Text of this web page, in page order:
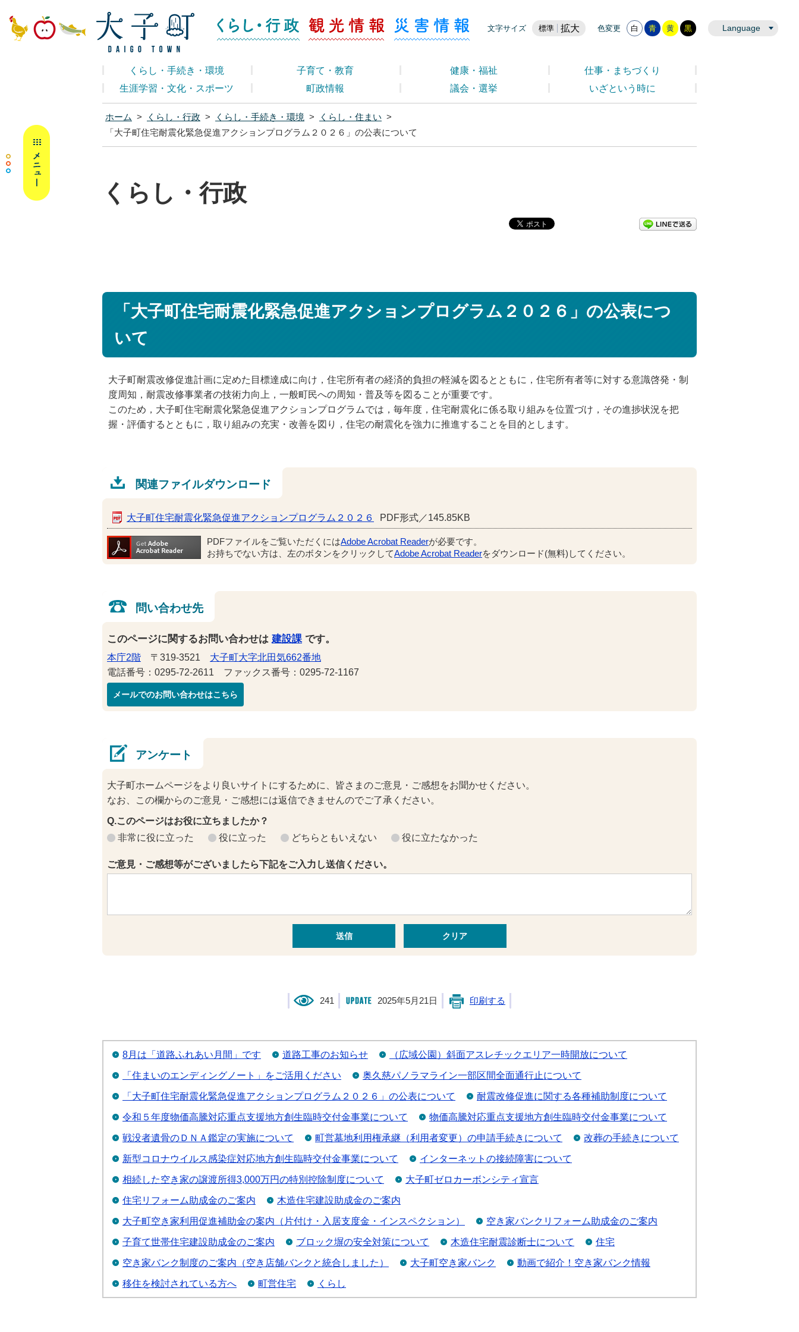
大子町ホームページ くらし・行政
文字サイズ 標準 拡大 色変更 白 青 黄 黒 Language
くらし・行政 観光情報 災害情報
くらし・手続き・環境 子育て・教育 健康・福祉
仕事・まちづくり
生涯学習・文化・スポーツ
町政情報 議会・選挙 いざという時に
ホーム > くらし・行政 > くらし・手続き・環境 > くらし・住まい >
「大子町住宅耐震化緊急促進アクションプログラム２０２６」の公表について
くらし・行政
「大子町住宅耐震化緊急促進アクションプログラム２０２６」の公表につ
いて
大子町耐震改修促進計画に定めた目標達成に向け，住宅所有者の経済的負担の軽減を図るとともに，住宅所有者等に対する意識啓発・制
度周知，耐震改修事業者の技術力向上，一般町民への周知・普及等を図ることが重要です。
このため，大子町住宅耐震化緊急促進アクションプログラムでは，毎年度，住宅耐震化に係る取り組みを位置づけ，その進捗状況を把
握・評価するとともに，取り組みの充実・改善を図り，住宅の耐震化を強力に推進することを目的とします。
関連ファイルダウンロード
大子町住宅耐震化緊急促進アクションプログラム２０２６ PDF形式／145.85KB
PDFファイルをご覧いただくにはAdobe Acrobat Readerが必要です。
お持ちでない方は、左のボタンをクリックしてAdobe Acrobat Readerをダウンロード(無料)してください。
問い合わせ先
このページに関するお問い合わせは 建設課 です。
本庁2階 〒319-3521 大子町大字北田気662番地
電話番号：0295-72-2611 ファックス番号：0295-72-1167
メールでのお問い合わせはこちら
アンケート
大子町ホームページをより良いサイトにするために、皆さまのご意見・ご感想をお聞かせください。
なお、この欄からのご意見・ご感想には返信できませんのでご了承ください。
Q.このページはお役に立ちましたか？
非常に役に立った
役に立った どちらともいえない 役に立たなかった
ご意見・ご感想等がございましたら下記をご入力し送信ください。
241 2025年5月21日 印刷する
8月は「道路ふれあい月間」です 道路工事のお知らせ （広域公園）斜面アスレチックエリア一時開放について
「住まいのエンディングノート」をご活用ください 奥久慈パノラマライン一部区間全面通行止について
「大子町住宅耐震化緊急促進アクションプログラム２０２６」の公表について 耐震改修促進に関する各種補助制度について
令和５年度物価高騰対応重点支援地方創生臨時交付金事業について 物価高騰対応重点支援地方創生臨時交付金事業について
戦没者遺骨のＤＮＡ鑑定の実施について 町営墓地利用権承継（利用者変更）の申請手続きについて 改葬の手続きについて
新型コロナウイルス感染症対応地方創生臨時交付金事業について インターネットの接続障害について
相続した空き家の譲渡所得3,000万円の特別控除制度について 大子町ゼロカーボンシティ宣言
住宅リフォーム助成金のご案内 木造住宅建設助成金のご案内
大子町空き家利用促進補助金の案内（片付け・入居支度金・インスペクション） 空き家バンクリフォーム助成金のご案内
子育て世帯住宅建設助成金のご案内 ブロック塀の安全対策について 木造住宅耐震診断士について 住宅
空き家バンク制度のご案内（空き店舗バンクと統合しました） 大子町空き家バンク 動画で紹介！空き家バンク情報
移住を検討されている方へ 町営住宅 くらし